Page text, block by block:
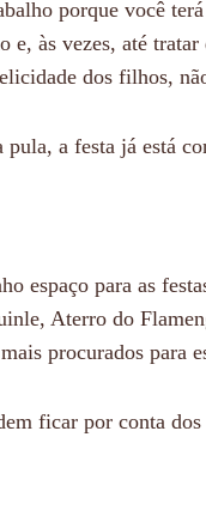
porque você
e, às vezes, até
dos filhos,
pula, a festa já está
espaço para as
Aterro do
procurados para
ficar por conta